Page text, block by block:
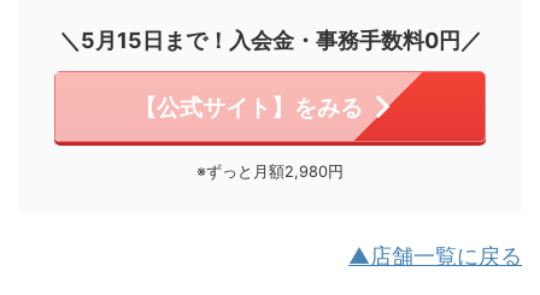
＼5月15日まで！入会金・事務手数料0円／
【公式サイト】をみる
※ずっと月額2,980円
▲店舗一覧に戻る